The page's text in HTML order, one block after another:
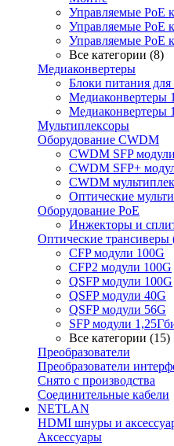
Управляемые PoE
Управляемые PoE
Управляемые PoE
Все категории (8)
Медиаконвертеры
Блоки питания для
Медиаконвертеры
Медиаконвертеры
Мультиплексоры
Оборудование CWDM
CWDM SFP
CWDM SFP+
CWDM
Оптические
Оборудование PoE
Инжекторы и
Оптические трансиверы
CFP модули 100G
CFP2 модули 100G
QSFP модули 100G
QSFP модули 40G
QSFP модули 56G
SFP модули
Все категории (15)
Преобразователи
Преобразователи
Снято с производства
Соединительные кабели
NETLAN
HDMI шнуры и
Аксессуары